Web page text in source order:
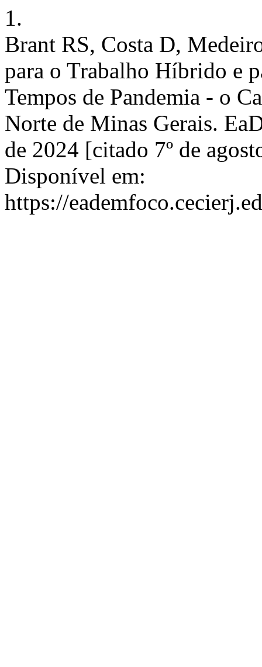
1.
Brant RS, Costa D,
para o Trabalho Híbrido e
Tempos de Pandemia - o
Norte de Minas Gerais.
de 2024 [citado 7º de
Disponível em:
https://